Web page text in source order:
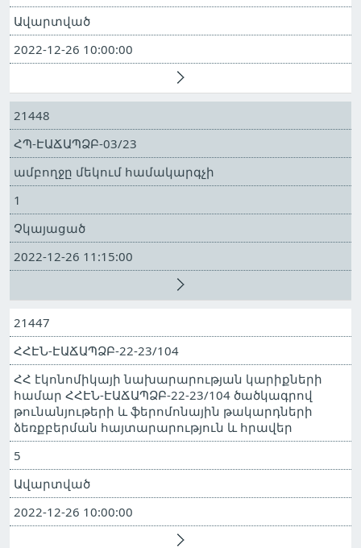
Ավարտված
2022-12-26 10:00:00
21448
ՀՊ-ԷԱՃԱՊՁԲ-03/23
ամբողջը մեկում համակարգչի
1
Չկայացած
2022-12-26 11:15:00
21447
ՀՀԷՆ-ԷԱՃԱՊՁԲ-22-23/104
ՀՀ էկոնոմիկայի նախարարության կարիքների
համար ՀՀԷՆ-ԷԱՃԱՊՁԲ-22-23/104 ծածկագրով
թունանյութերի և ֆերոմոնային թակարդների
ձեռքբերման հայտարարություն և հրավեր
5
Ավարտված
2022-12-26 10:00:00